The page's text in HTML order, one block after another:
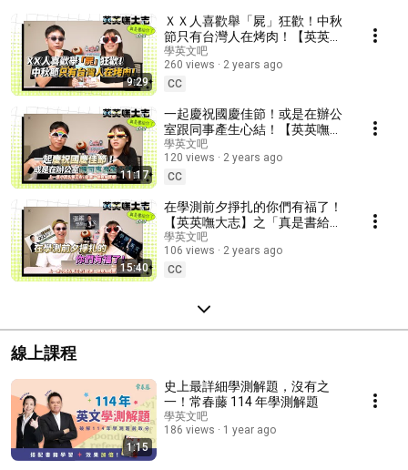
9:29
ＸＸ人喜歡舉「屍」狂歡！中秋
節只有台灣人在烤肉！【英英嘸
大志】全新企劃「真是書給你
了」Ep.1～一起跟我們認識更多
好書！
學英文吧
260 views
2 years ago
CC
11:17
一起慶祝國慶佳節！或是在辦公
室跟同事產生心結！【英英嘸大
志】全新企劃「真是書給你了」
Ep.2～一起跟我們認識更多好
書！
學英文吧
120 views
2 years ago
CC
15:40
在學測前夕掙扎的你們有福了！
【英英嘸大志】之「真是書給你
了」Ep.3～一起跟我們認識更多
好書！
學英文吧
106 views
2 years ago
CC
線上課程
1:15
史上最詳細學測解題，沒有之
一！常春藤 114 年學測解題
學英文吧
186 views
1 year ago